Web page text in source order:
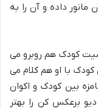
داده و آن را به
کودک هم روبرو می
کودک با او هم کلام می
بین کودک و اکوان
برعکس کن را بهتر